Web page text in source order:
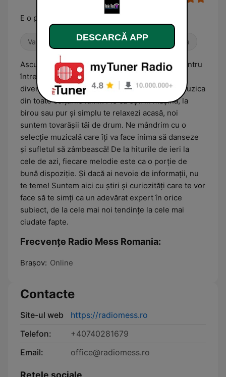
E o placere sa asculti!
Variat Reggaeton Muzică din toată lumea
Ascultă RADIO MESS, postul de radio online pentru
întreaga familie! Aici găsești tot ce îți poți dori:
divertisment, informații generale și, desigur, muzica
din toate colțurile lumii! Fie că ești în mașină, la
birou sau pur și simplu te relaxezi acasă, noi
suntem tovarășii tăi de drum. Ne mândrim cu o
selecție muzicală care îți va face inima să danseze
și sufletul să zâmbească! De la hiturile de ieri la
cele de azi, fiecare melodie este ca o porție de
bună dispoziție. Și dacă ai nevoie de informații, nu
te teme! Suntem aici cu știri și curiozități care te vor
face să te simți ca un adevărat expert în orice
subiect, de la cele mai noi tendințe la cele mai
ciudate fapte.
Frecvențe Radio Mess Romania:
Braşov: Online
Contacte
Site-ul web
https://radiomess.ro
Telefon:
+40740281679
Email:
office@radiomess.ro
Retele sociale
DESCARCĂ APP